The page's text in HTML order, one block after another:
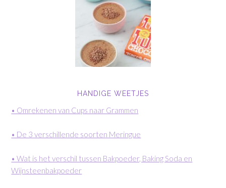
HANDIGE WEETJES
• Omrekenen van Cups naar Grammen
• De 3 verschillende soorten Meringue
• Wat is het verschil tussen Bakpoeder, Baking Soda en
Wijnsteenbakpoeder